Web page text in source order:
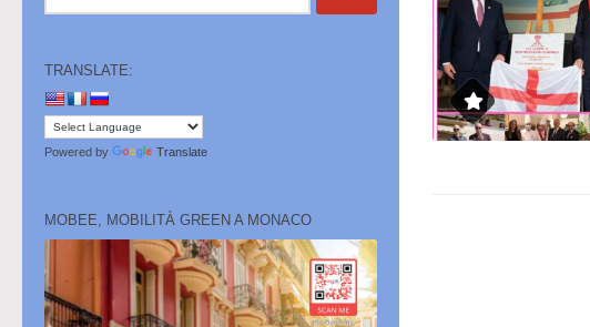
TRANSLATE:
Powered by Translate
MOBEE, MOBILITÀ GREEN A MONACO